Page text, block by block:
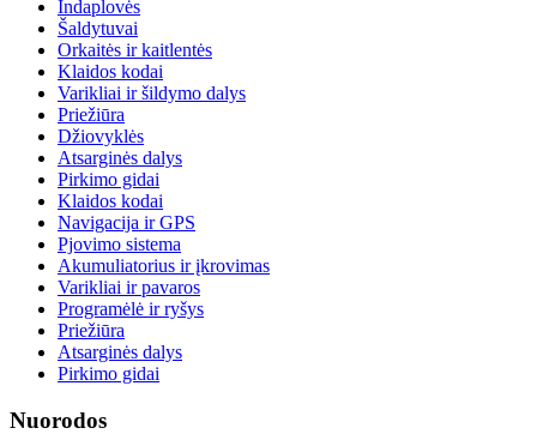
Indaplovės
Šaldytuvai
Orkaitės ir kaitlentės
Klaidos kodai
Varikliai ir šildymo dalys
Priežiūra
Džiovyklės
Atsarginės dalys
Pirkimo gidai
Klaidos kodai
Navigacija ir GPS
Pjovimo sistema
Akumuliatorius ir įkrovimas
Varikliai ir pavaros
Programėlė ir ryšys
Priežiūra
Atsarginės dalys
Pirkimo gidai
Nuorodos